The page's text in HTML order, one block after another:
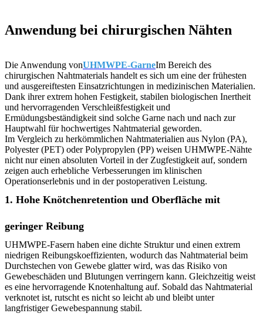
Anwendung bei chirurgischen Nähten
Die Anwendung vonUHMWPE-GarneIm Bereich des
chirurgischen Nahtmaterials handelt es sich um eine der frühesten
und ausgereiftesten Einsatzrichtungen in medizinischen Materialien.
Dank ihrer extrem hohen Festigkeit, stabilen biologischen Inertheit
und hervorragenden Verschleißfestigkeit und
Ermüdungsbeständigkeit sind solche Garne nach und nach zur
Hauptwahl für hochwertiges Nahtmaterial geworden.
Im Vergleich zu herkömmlichen Nahtmaterialien aus Nylon (PA),
Polyester (PET) oder Polypropylen (PP) weisen UHMWPE-Nähte
nicht nur einen absoluten Vorteil in der Zugfestigkeit auf, sondern
zeigen auch erhebliche Verbesserungen im klinischen
Operationserlebnis und in der postoperativen Leistung.
1. Hohe Knötchenretention und Oberfläche mit
geringer Reibung
UHMWPE-Fasern haben eine dichte Struktur und einen extrem
niedrigen Reibungskoeffizienten, wodurch das Nahtmaterial beim
Durchstechen von Gewebe glatter wird, was das Risiko von
Gewebeschäden und Blutungen verringern kann. Gleichzeitig weist
es eine hervorragende Knotenhaltung auf. Sobald das Nahtmaterial
verknotet ist, rutscht es nicht so leicht ab und bleibt unter
langfristiger Gewebespannung stabil.